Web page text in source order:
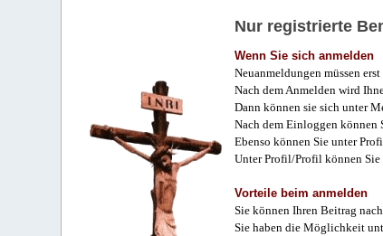
Nur registrierte
Wenn Sie sich anmelden
Neuanmeldungen müssen
Nach dem Anmelden wird
Dann können sie sich unter
Nach dem Einloggen können
Ebenso können Sie unter
Unter Profil/Profil können Sie
Vorteile beim anmelden
Sie können Ihren Beitrag
Sie haben die Möglichkeit